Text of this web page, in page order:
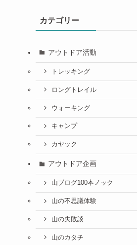
カテゴリー
アウトドア活動
トレッキング
ロングトレイル
ウォーキング
キャンプ
カヤック
アウトドア企画
山ブログ100本ノック
山の不思議体験
山の失敗談
山のカタチ